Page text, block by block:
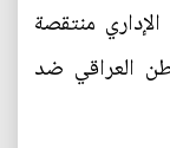
منتقصة
العراقي ضد